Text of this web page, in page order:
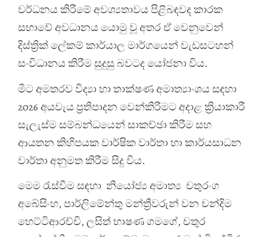
වර්ධනය කිරීමේ අවශ්‍යතාවය පිළිබඳවද කාරක
සභාවේ අවධානය යොමු වූ අතර ඒ වෙනුවෙන්
දිස්ත්‍රික් ලේකම් කාර්යාල මාර්ගයෙන් වැඩසටහන්
සංවිධානය කිරීම සුදුසු බවටද යෝජනා විය.
මීට අමතරව විද්‍යා හා තාක්ෂණ අමාත්‍යාංශය සඳහා
2026 අයවැය ප්‍රතිපාදන වෙන්කිරීමට අදාළ ක්‍රියාකාරී
සැලැස්ම සම්බන්ධයෙන් සාකච්ඡා කිරීම සහ
ආයතන කිහිපයක වාර්ෂික වාර්තා හා කාර්යසාධන
වාර්තා අනුමත කිරීම සිදු විය.
මෙම රැස්වීම සඳහා නියෝජ්‍ය අමාත්‍ය චතුරංග
අබේසිංහ, පාර්ලිමේන්තු මන්ත්‍රීවරුන් වන චන්දිම
හෙට්ටිආරච්චි, ලසිත් භාෂණ ගමගේ, චතුර